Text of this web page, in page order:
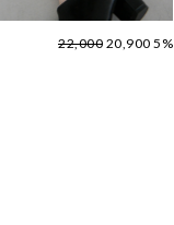
22,000 20,900 5%